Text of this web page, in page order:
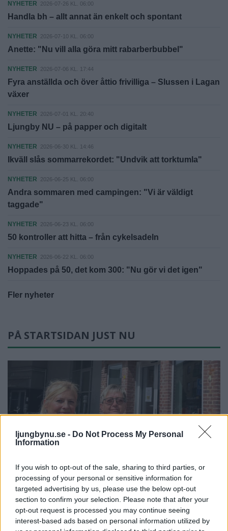
ljungbynu.se - Do Not Process My Personal
Information
If you wish to opt-out of the sale, sharing to third parties, or
processing of your personal or sensitive information for
targeted advertising by us, please use the below opt-out
section to confirm your selection. Please note that after your
opt-out request is processed you may continue seeing
interest-based ads based on personal information utilized by
NYHETER 2026-07-26 KL. 06:00
Handla bh – allt annat än enkelt och spontant
NYHETER 2026-07-10 KL. 06:00
Anette: "Nu vill alla göra mitt rabarberbubbel"
NYHETER 2026-07-06 KL. 17:44
Fyra anställda och över åttio frivilliga – Slussen i Lagan
växer
NYHETER 2026-07-01 KL. 20:40
Ljungby NU – på papper och digitalt
NYHETER 2026-06-30 KL. 14:46
Ikväll slås sommarrekordet: "Undvik att torktumla"
NYHETER 2026-06-25 KL. 06:00
Andra sommaren med campingen: "Vi är väldigt
taggade"
NYHETER 2026-06-23 KL. 06:00
50 kontroller att hitta – från cykelsadeln
NYHETER 2026-06-22 KL. 06:00
Hoppades på 50, det kom 300: "Nu gör vi det igen"
Fler nyheter
PÅ STARTSIDAN JUST NU
NYHETER 2026-07-30 KL. 06:00
Ewa och Marianne:
"Flytten blev ett lyft"